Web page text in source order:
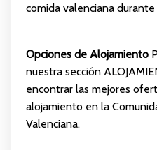
comida valenciana durante
Opciones de Alojamiento
nuestra sección
encontrar las mejores
alojamiento en la
Valenciana.